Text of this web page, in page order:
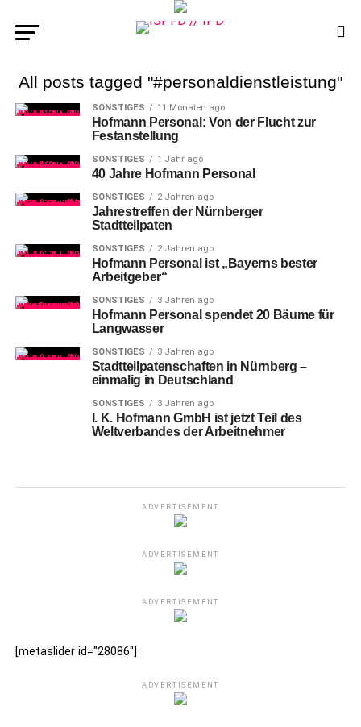
All posts tagged "#personaldienstleistung"
SONSTIGES 11 Monaten ago
Hofmann Personal: Von der Flucht zur
Festanstellung
SONSTIGES 1 Jahr ago
40 Jahre Hofmann Personal
SONSTIGES 2 Jahren ago
Jahrestreffen der Nürnberger
Stadtteilpaten
SONSTIGES 2 Jahren ago
Hofmann Personal ist „Bayerns bester
Arbeitgeber“
SONSTIGES 3 Jahren ago
Hofmann Personal spendet 20 Bäume für
Langwasser
SONSTIGES 3 Jahren ago
Stadtteilpatenschaften in Nürnberg –
einmalig in Deutschland
SONSTIGES 3 Jahren ago
I. K. Hofmann GmbH ist jetzt Teil des
Weltverbandes der Arbeitnehmer
ADVERTISEMENT
ADVERTISEMENT
ADVERTISEMENT
[metaslider id="28086"]
ADVERTISEMENT